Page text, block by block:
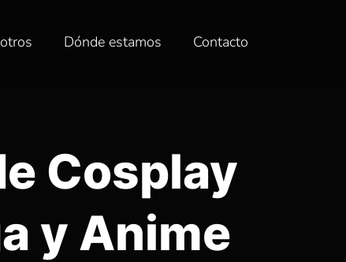
Dónde estamos Contacto
Cosplay
y Anime